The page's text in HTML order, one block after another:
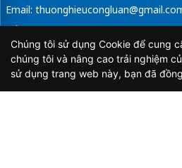
Email:
Tổng Biên Tập: Vũ Đức Thuận
Giấy phép hoạt động báo chí điện tử
Thông tin và Truyền thông cấp ngày
Chúng tôi sử dụng Cookie để cung
chúng tôi và nâng cao trải nghiệm
sử dụng trang web này, bạn đã